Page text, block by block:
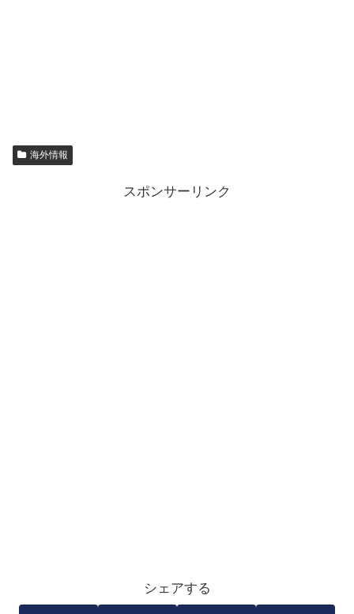
海外情報
スポンサーリンク
シェアする